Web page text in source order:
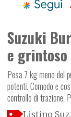
Suzuki
e grintoso
Pesa 7 kg meno del
potenti. Comodo e
controllo di trazione.
Listino